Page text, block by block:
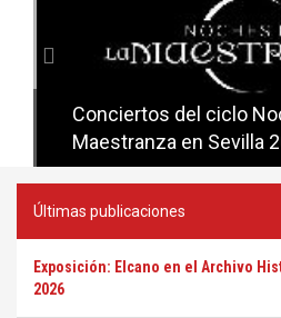
Conciertos del ciclo
Maestranza en Sevilla
Conciertos del ciclo
Sevilla
Últimas publicaciones
Exposición: Elcano en el Archivo
2026